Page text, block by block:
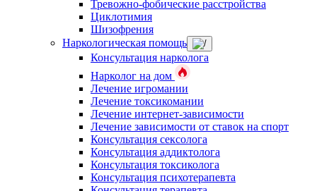
Тревожно-фобические расстройства
Циклотимия
Шизофрения
Наркологическая помощь
Консультация нарколога
Нарколог на дом
Лечение игромании
Лечение токсикомании
Лечение интернет-зависимости
Лечение зависимости от ставок на спорт
Консультация сексолога
Консультация аддиктолога
Консультация токсиколога
Консультация психотерапевта